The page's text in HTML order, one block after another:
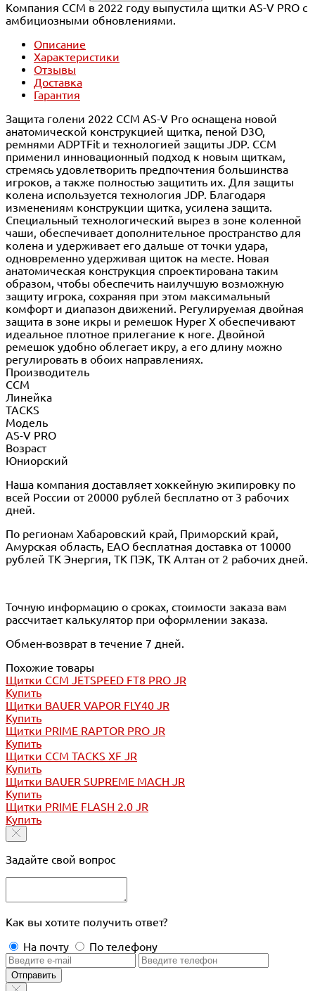
Компания CCM в 2022 году выпустила щитки AS-V PRO с
амбициозными обновлениями.
Описание
Характеристики
Отзывы
Доставка
Гарантия
Защита голени 2022 CCM AS-V Pro оснащена новой
анатомической конструкцией щитка, пеной D3O,
ремнями ADPTFit и технологией защиты JDP. CCM
применил инновационный подход к новым щиткам,
стремясь удовлетворить предпочтения большинства
игроков, а также полностью защитить их. Для защиты
колена используется технология JDP. Благодаря
изменениям конструкции щитка, усилена защита.
Специальный технологический вырез в зоне коленной
чаши, обеспечивает дополнительное пространство для
колена и удерживает его дальше от точки удара,
одновременно удерживая щиток на месте. Новая
анатомическая конструкция спроектирована таким
образом, чтобы обеспечить наилучшую возможную
защиту игрока, сохраняя при этом максимальный
комфорт и диапазон движений. Регулируемая двойная
защита в зоне икры и ремешок Hyper X обеспечивают
идеальное плотное прилегание к ноге. Двойной
ремешок удобно облегает икру, а его длину можно
регулировать в обоих направлениях.
Производитель
CCM
Линейка
TACKS
Модель
AS-V PRO
Возраст
Юниорский
Наша компания доставляет хоккейную экипировку по
всей России от 20000 рублей бесплатно от 3 рабочих
дней.
По регионам Хабаровский край, Приморский край,
Амурская область, ЕАО бесплатная доставка от 10000
рублей ТК Энергия, ТК ПЭК, ТК Алтан от 2 рабочих дней.
Точную информацию о сроках, стоимости заказа вам
рассчитает калькулятор при оформлении заказа.
Обмен-возврат в течение 7 дней.
Похожие товары
Щитки CCM JETSPEED FT8 PRO JR
Купить
Щитки BAUER VAPOR FLY40 JR
Купить
Щитки PRIME RAPTOR PRO JR
Купить
Щитки CCM TACKS XF JR
Купить
Щитки BAUER SUPREME MACH JR
Купить
Щитки PRIME FLASH 2.0 JR
Купить
Задайте свой вопрос
Как вы хотите получить ответ?
На почту
По телефону
Отправить